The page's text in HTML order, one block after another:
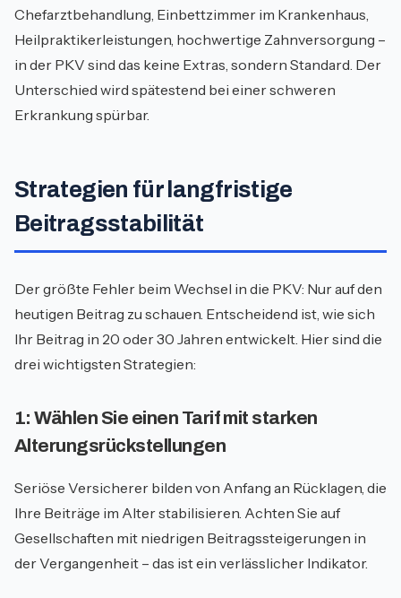
Chefarztbehandlung, Einbettzimmer im Krankenhaus,
Heilpraktikerleistungen, hochwertige Zahnversorgung –
in der PKV sind das keine Extras, sondern Standard. Der
Unterschied wird spätestend bei einer schweren
Erkrankung spürbar.
Strategien für langfristige
Beitragsstabilität
Der größte Fehler beim Wechsel in die PKV: Nur auf den
heutigen Beitrag zu schauen. Entscheidend ist, wie sich
Ihr Beitrag in 20 oder 30 Jahren entwickelt. Hier sind die
drei wichtigsten Strategien:
1: Wählen Sie einen Tarif mit starken
Alterungsrückstellungen
Seriöse Versicherer bilden von Anfang an Rücklagen, die
Ihre Beiträge im Alter stabilisieren. Achten Sie auf
Gesellschaften mit niedrigen Beitragssteigerungen in
der Vergangenheit – das ist ein verlässlicher Indikator.